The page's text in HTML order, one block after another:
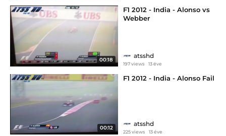
00:18
F1 2012 - India - Alonso vs
Webber
atsshd
197 views 13 éve
00:12
F1 2012 - India - Alonso Fail
atsshd
225 views 13 éve